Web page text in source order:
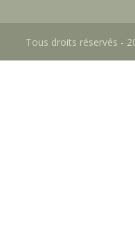
Tous droits réservés -